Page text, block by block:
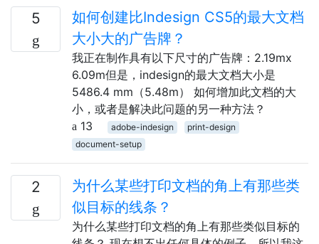
5
如何创建比Indesign CS5的最大文档
大小大的广告牌？
我正在制作具有以下尺寸的广告牌：2.19mx
6.09m但是，indesign的最大文档大小是
5486.4 mm（5.48m） 如何增加此文档的大
小，或者是解决此问题的另一种方法？
13
adobe-indesign
print-design
document-setup
2
为什么某些打印文档的角上有那些类
似目标的线条？
为什么某些打印文档的角上有那些类似目标的